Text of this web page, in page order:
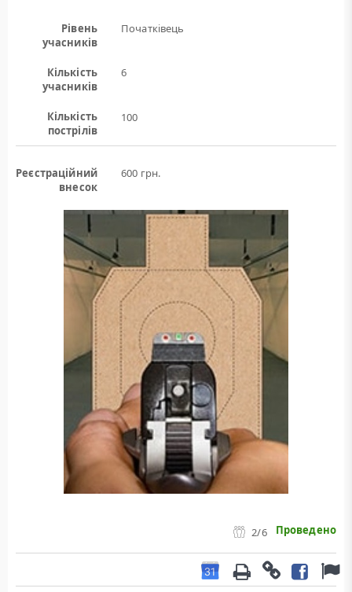
Рівень
учасників
Початківець
Кількість
учасників
6
Кількість
пострілів
100
Реєстраційний
внесок
600 грн.
2/6 Проведено